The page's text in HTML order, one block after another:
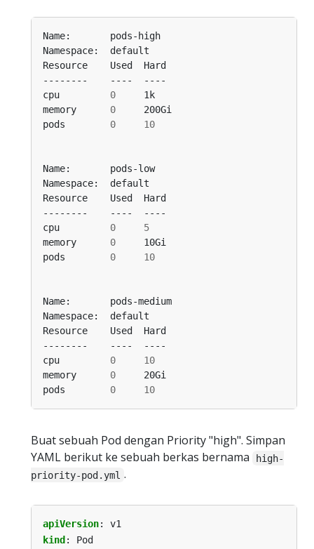
cpu 0
memory 0
pods 0 10
cpu 0
5
memory 0
pods 0 10
cpu 0
10
memory 0
pods 0 10
Buat sebuah Pod dengan Priority "high". Simpan
YAML berikut ke sebuah berkas bernama
high-
priority-pod.yml .
apiVersion:
v1
kind :
Pod